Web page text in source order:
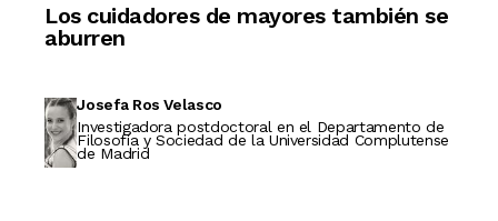
Los cuidadores de mayores también se
aburren
Josefa Ros Velasco
Investigadora postdoctoral en el Departamento de
Filosofía y Sociedad de la Universidad Complutense
de Madrid